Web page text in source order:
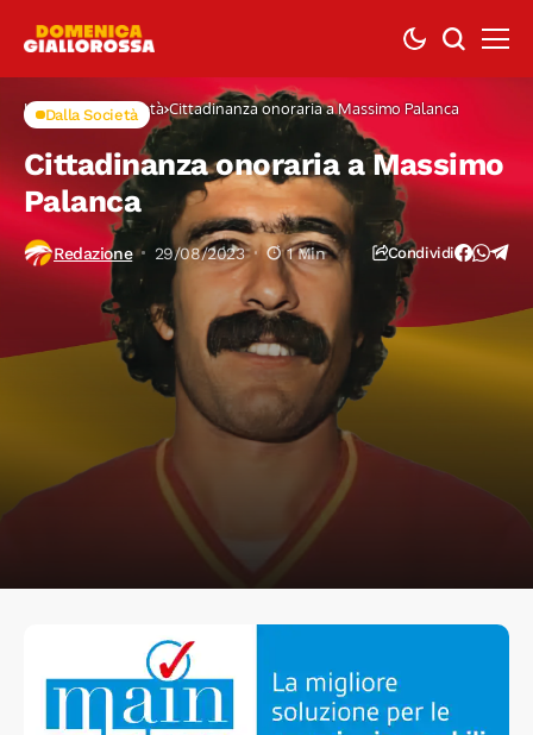
Home Dalla Società Cittadinanza onoraria a Massimo Palanca
Dalla Società
Cittadinanza onoraria a Massimo
Palanca
Redazione 29/08/2023 1 Min Condividi